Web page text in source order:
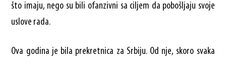
što imaju, nego su bili ofanzivni sa ciljem da pobošljaju svoje
uslove rada.
Ova godina je bila prekretnica za Srbiju. Od nje, skoro svaka